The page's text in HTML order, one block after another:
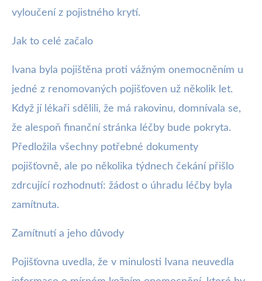
vyloučení z pojistného krytí.
Jak to celé začalo
Ivana byla pojištěna proti vážným onemocněním u
jedné z renomovaných pojišťoven už několik let.
Když jí lékaři sdělili, že má rakovinu, domnívala se,
že alespoň finanční stránka léčby bude pokryta.
Předložila všechny potřebné dokumenty
pojišťovně, ale po několika týdnech čekání přišlo
zdrcující rozhodnutí: žádost o úhradu léčby byla
zamítnuta.
Zamítnutí a jeho důvody
Pojišťovna uvedla, že v minulosti Ivana neuvedla